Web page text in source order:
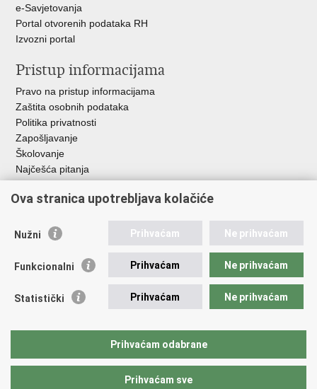
e-Savjetovanja
Portal otvorenih podataka RH
Izvozni portal
Pristup informacijama
Pravo na pristup informacijama
Zaštita osobnih podataka
Politika privatnosti
Zapošljavanje
Školovanje
Najčešća pitanja
Važne poveznice
EMN Nacionalna kontaktna točka za Republiku Hrvatsku
Policijska akademija
Zaklada policijske solidarnosti
Udruge
Ova stranica upotrebljava kolačiće
Nužni Prihvaćam Ne prihvaćam
Funkcionalni Prihvaćam Ne prihvaćam
Statistički Prihvaćam Ne prihvaćam
Prihvaćam odabrane
Prihvaćam sve